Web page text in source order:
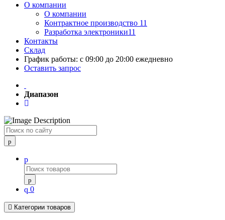
О компании
О компании
Контрактное производство 11
Разработка электроники11
Контакты
Склад
График работы: с 09:00 до 20:00 ежедневно
Оставить запрос
Диапазон
Поиск
0
Категории товаров